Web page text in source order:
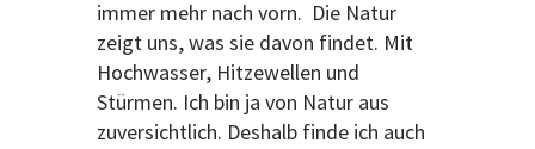
immer mehr nach vorn. Die Natur
zeigt uns, was sie davon findet. Mit
Hochwasser, Hitzewellen und
Stürmen. Ich bin ja von Natur aus
zuversichtlich. Deshalb finde ich auch